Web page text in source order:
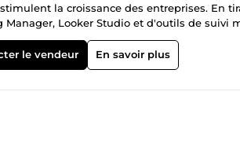
la croissance des entreprises. En
Manager, Looker Studio et d'outils de suivi
sur mesure qui renforcent les
configurations de suivi précises qui se
mes clients. Qu'il s'agisse d'un suivi
la transparence des données et
le vendeur En savoir plus